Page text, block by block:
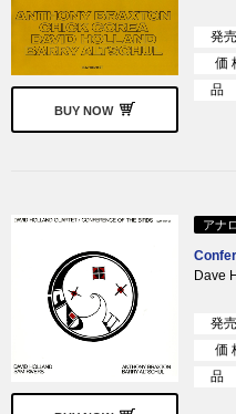
BUY NOW
発
価
品
アナ
Dave
発
価
品